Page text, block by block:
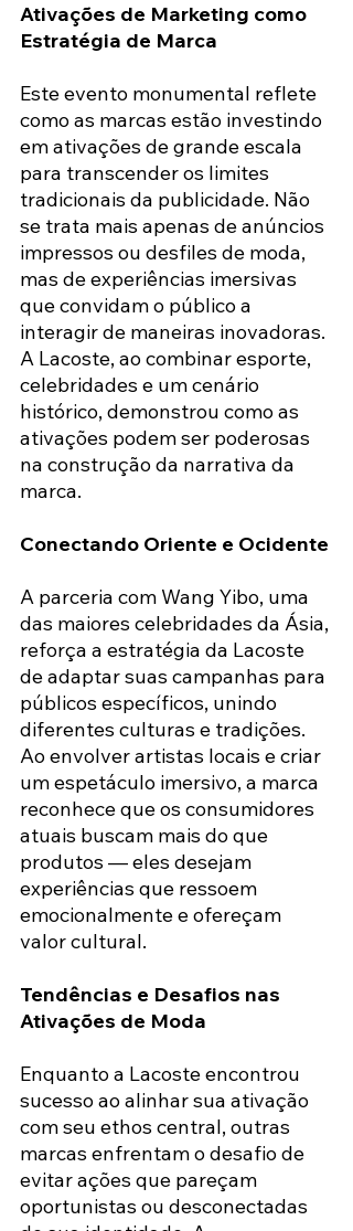
Ativações de Marketing como
Estratégia de Marca
Este evento monumental reflete
como as marcas estão investindo
em ativações de grande escala
para transcender os limites
tradicionais da publicidade. Não
se trata mais apenas de anúncios
impressos ou desfiles de moda,
mas de experiências imersivas
que convidam o público a
interagir de maneiras inovadoras.
A Lacoste, ao combinar esporte,
celebridades e um cenário
histórico, demonstrou como as
ativações podem ser poderosas
na construção da narrativa da
marca.
Conectando Oriente e Ocidente
A parceria com Wang Yibo, uma
das maiores celebridades da Ásia,
reforça a estratégia da Lacoste
de adaptar suas campanhas para
públicos específicos, unindo
diferentes culturas e tradições.
Ao envolver artistas locais e criar
um espetáculo imersivo, a marca
reconhece que os consumidores
atuais buscam mais do que
produtos — eles desejam
experiências que ressoem
emocionalmente e ofereçam
valor cultural.
Tendências e Desafios nas
Ativações de Moda
Enquanto a Lacoste encontrou
sucesso ao alinhar sua ativação
com seu ethos central, outras
marcas enfrentam o desafio de
evitar ações que pareçam
oportunistas ou desconectadas